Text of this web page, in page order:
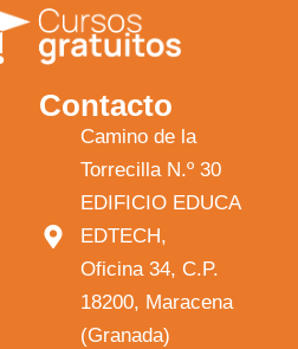
Contacto
Camino de la
Torrecilla N.º 30
EDIFICIO EDUCA
EDTECH,
Oficina 34, C.P.
18200, Maracena
(Granada)